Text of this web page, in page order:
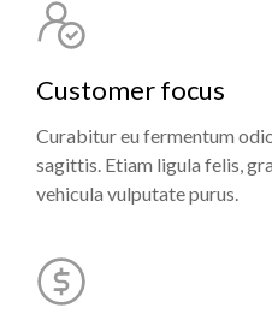
Customer focus
Curabitur eu fermentum
sagittis. Etiam ligula felis,
vehicula vulputate purus.